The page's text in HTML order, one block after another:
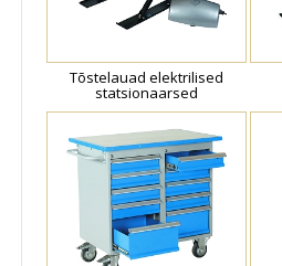
Tõstelauad elektrilised
statsionaarsed